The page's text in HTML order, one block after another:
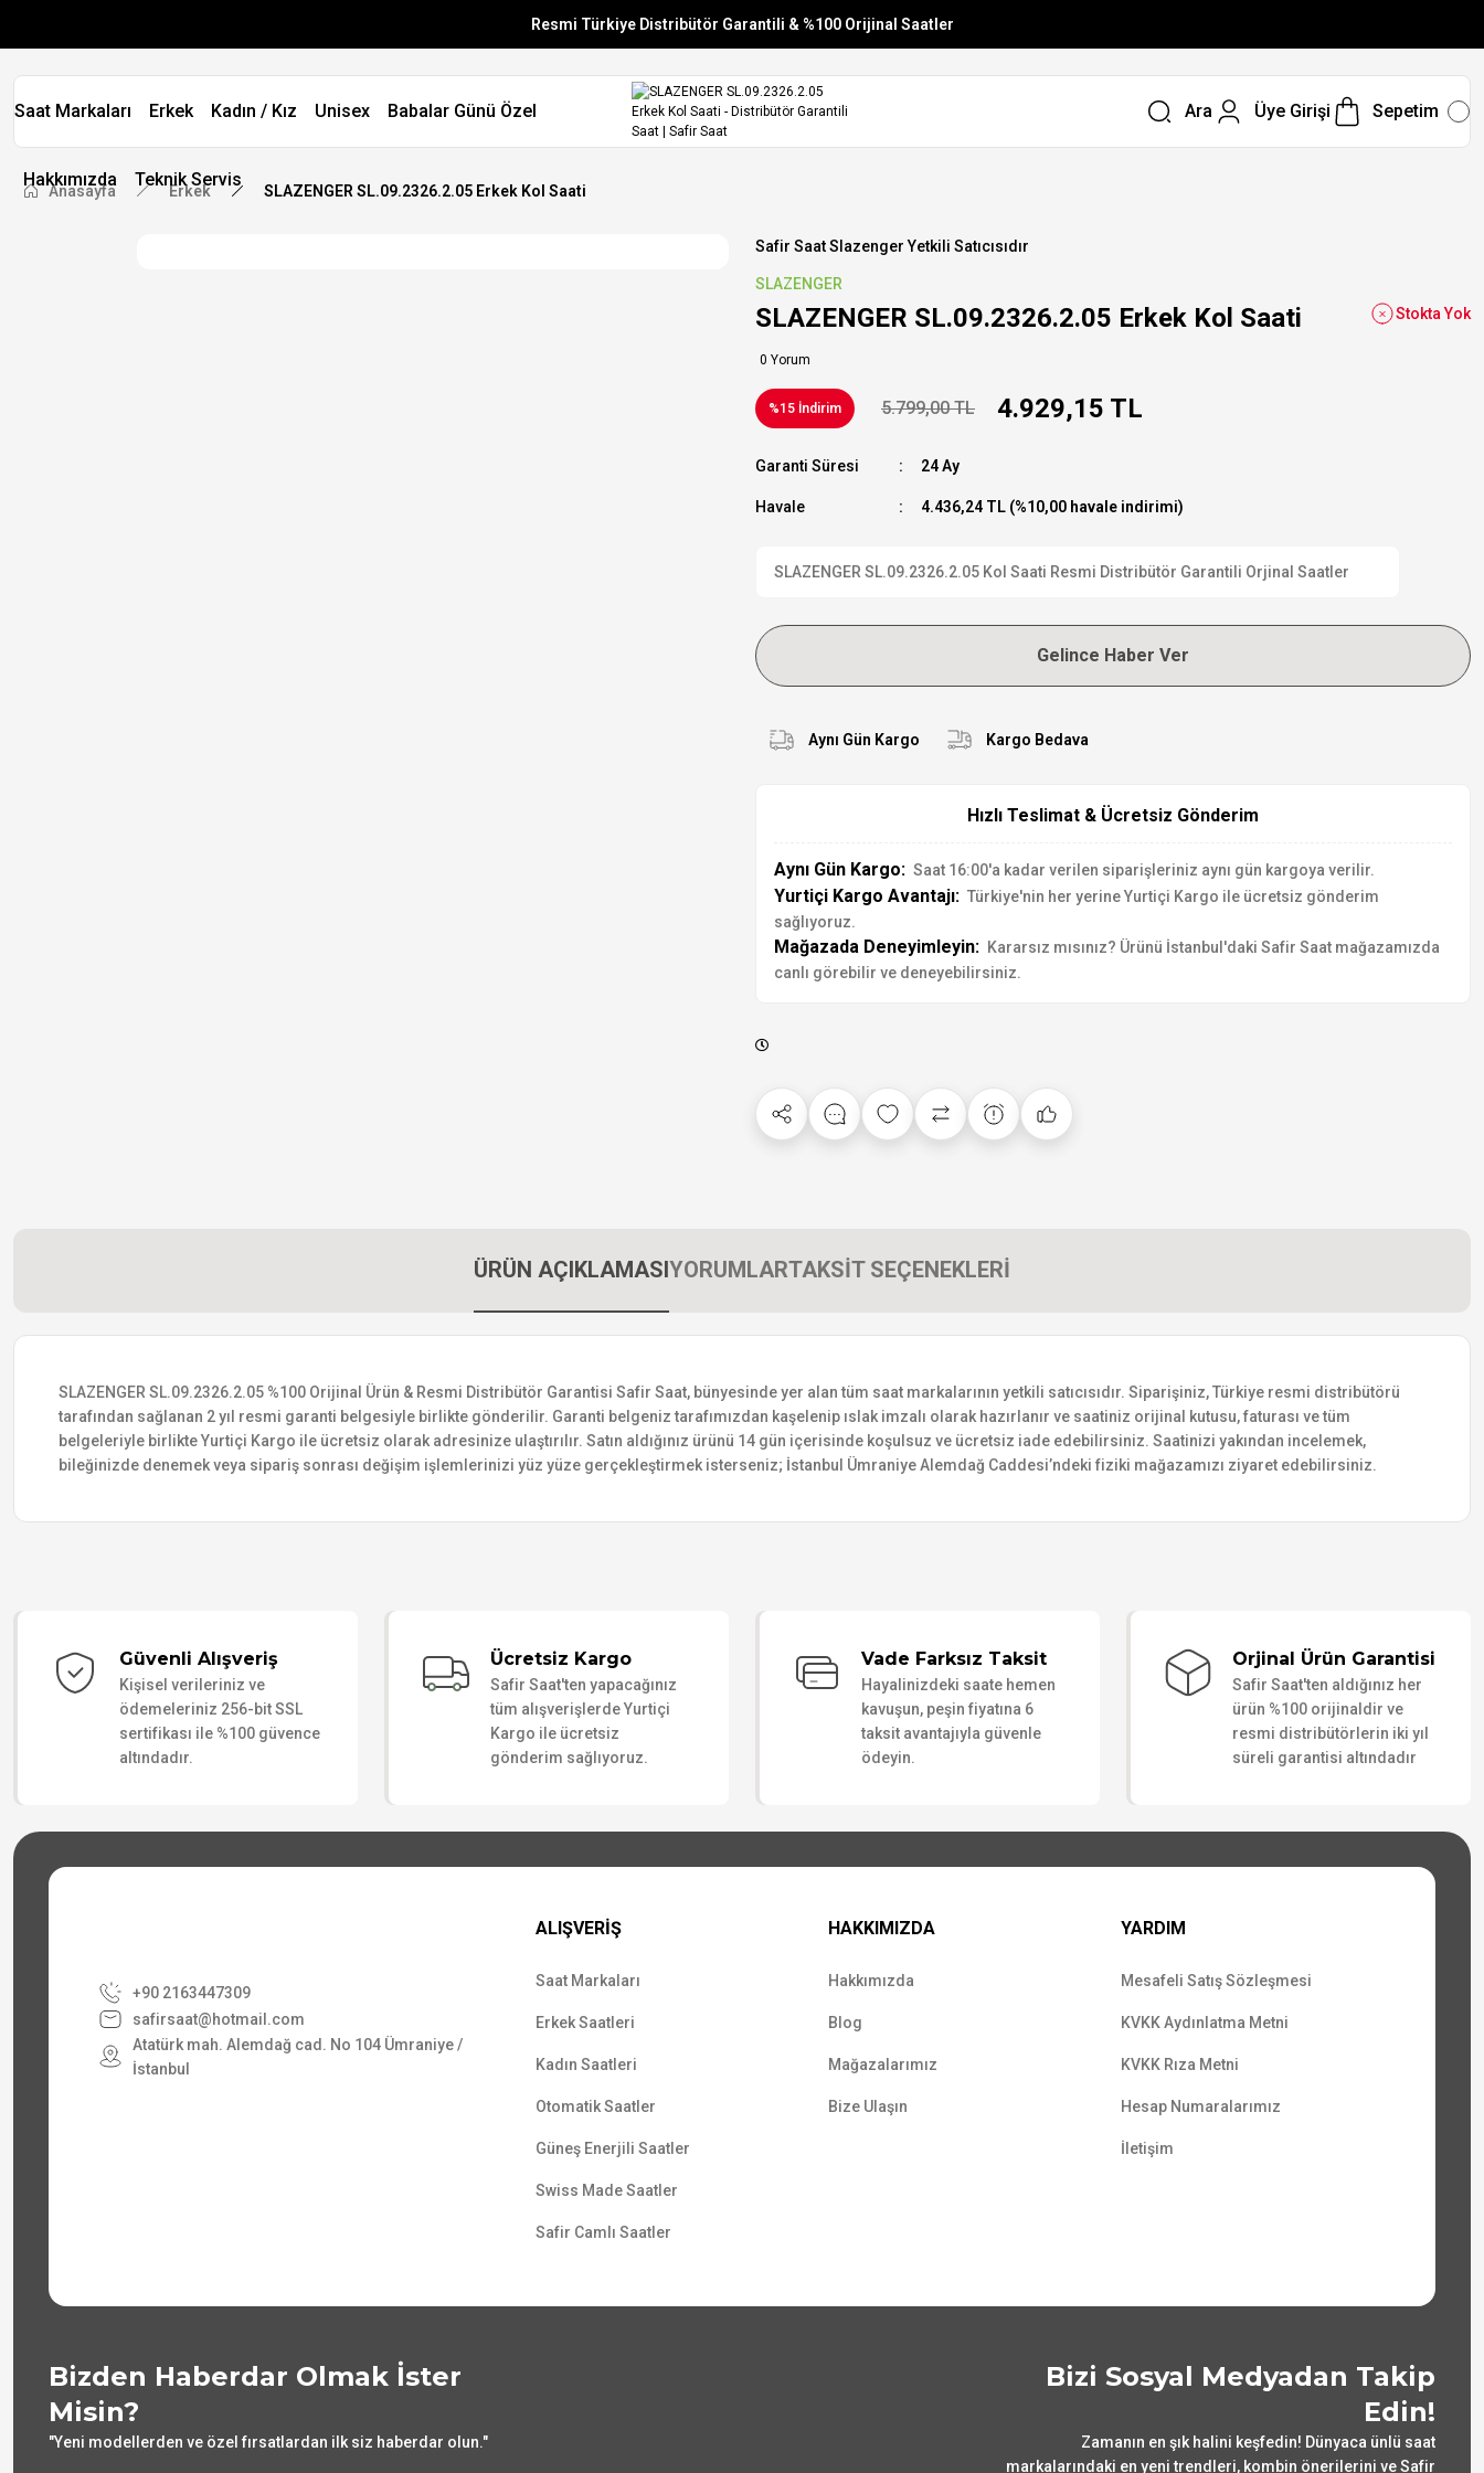
Resmi Türkiye Distribütör Garantili & %100 Orijinal Saatler
Vade Farksız 6 Taksit
Aynı Gün Stoktan Gönderim
Saat Markaları Erkek Kadın / Kız Unisex Babalar Günü Özel
Hakkımızda Teknik Servis
Ara Üye Girişi Sepetim
Anasayfa Erkek SLAZENGER SL.09.2326.2.05 Erkek Kol Saati
Safir Saat Slazenger Yetkili Satıcısıdır
SLAZENGER
SLAZENGER SL.09.2326.2.05 Erkek Kol Saati
0 Yorum
Stokta Yok
%15 İndirim 5.799,00 TL 4.929,15 TL
Garanti Süresi 24 Ay
Havale 4.436,24 TL (%10,00 havale indirimi)
SLAZENGER SL.09.2326.2.05 Kol Saati Resmi Distribütör Garantili Orjinal Saatler
Gelince Haber Ver
Aynı Gün Kargo Kargo Bedava
Hızlı Teslimat & Ücretsiz Gönderim
Aynı Gün Kargo: Saat 16:00'a kadar verilen siparişleriniz aynı gün kargoya verilir.
Yurtiçi Kargo Avantajı: Türkiye'nin her yerine Yurtiçi Kargo ile ücretsiz gönderim
sağlıyoruz.
Mağazada Deneyimleyin: Kararsız mısınız? Ürünü İstanbul'daki Safir Saat mağazamızda
canlı görebilir ve deneyebilirsiniz.
ÜRÜN AÇIKLAMASIYORUMLARTAKSİT SEÇENEKLERİ
SLAZENGER SL.09.2326.2.05 %100 Orijinal Ürün & Resmi Distribütör Garantisi Safir Saat, bünyesinde yer alan tüm saat markalarının yetkili satıcısıdır. Siparişiniz, Türkiye resmi distribütörü
tarafından sağlanan 2 yıl resmi garanti belgesiyle birlikte gönderilir. Garanti belgeniz tarafımızdan kaşelenip ıslak imzalı olarak hazırlanır ve saatiniz orijinal kutusu, faturası ve tüm
belgeleriyle birlikte Yurtiçi Kargo ile ücretsiz olarak adresinize ulaştırılır. Satın aldığınız ürünü 14 gün içerisinde koşulsuz ve ücretsiz iade edebilirsiniz. Saatinizi yakından incelemek,
bileğinizde denemek veya sipariş sonrası değişim işlemlerinizi yüz yüze gerçekleştirmek isterseniz; İstanbul Ümraniye Alemdağ Caddesi’ndeki fiziki mağazamızı ziyaret edebilirsiniz.
Güvenli Alışveriş
Kişisel verileriniz ve
ödemeleriniz 256-bit SSL
sertifikası ile %100 güvence
altındadır.
Ücretsiz Kargo
Safir Saat'ten yapacağınız
tüm alışverişlerde Yurtiçi
Kargo ile ücretsiz
gönderim sağlıyoruz.
Vade Farksız Taksit
Hayalinizdeki saate hemen
kavuşun, peşin fiyatına 6
taksit avantajıyla güvenle
ödeyin.
Orjinal Ürün Garantisi
Safir Saat'ten aldığınız her
ürün %100 orijinaldir ve
resmi distribütörlerin iki yıl
süreli garantisi altındadır
+90 2163447309
safirsaat@hotmail.com
Atatürk mah. Alemdağ cad. No 104 Ümraniye /
İstanbul
ALIŞVERİŞ
Saat Markaları
Erkek Saatleri
Kadın Saatleri
Otomatik Saatler
Güneş Enerjili Saatler
Swiss Made Saatler
Safir Camlı Saatler
HAKKIMIZDA
Hakkımızda
Blog
Mağazalarımız
Bize Ulaşın
YARDIM
Mesafeli Satış Sözleşmesi
KVKK Aydınlatma Metni
KVKK Rıza Metni
Hesap Numaralarımız
İletişim
Bizden Haberdar Olmak İster
Misin?
"Yeni modellerden ve özel fırsatlardan ilk siz haberdar olun."
Bizi Sosyal Medyadan Takip
Edin!
Zamanın en şık halini keşfedin! Dünyaca ünlü saat
markalarındaki en yeni trendleri, kombin önerilerini ve Safir